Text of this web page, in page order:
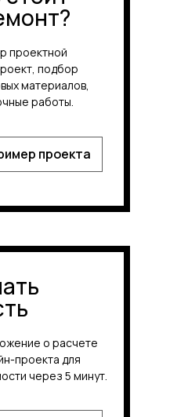
проекта
проектной
подбор
материалов,
работы.
о расчете
проекта для
через 5 минут.